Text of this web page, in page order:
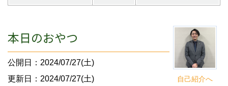
自己紹介へ
本日のおやつ
公開日：2024/07/27(土)
更新日：2024/07/27(土)